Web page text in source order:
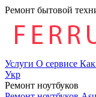
Ремонт бытовой
Услуги О сервисе Как
Укр
Ремонт ноутбуков